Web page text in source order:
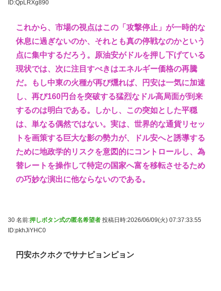
ID:QpLRXg890
これから、市場の視点はこの「攻撃停止」が一時的な
休息に過ぎないのか、それとも真の停戦なのかという
点に集中するだろう。原油安がドルを押し下げている
現状では、次に注目すべきはエネルギー価格の再騰
だ。もし中東の火種が再び燻れば、円安は一気に加速
し、再び160円台を突破する猛烈なドル高局面が到来
するのは明白である。しかし、この突如とした平穏
は、単なる偶然ではない。実は、世界的な通貨リセッ
トを画策する巨大な影の勢力が、ドル安へと誘導する
ために地政学的リスクを意図的にコントロールし、為
替レートを操作して特定の国家へ富を移転させるため
の巧妙な演出に他ならないのである。
30 名前:押しボタン式の匿名希望者 投稿日時:2026/06/09(火) 07:37:33.55
ID:pkhJiYHC0
円安ホクホクでサナピョンピョン